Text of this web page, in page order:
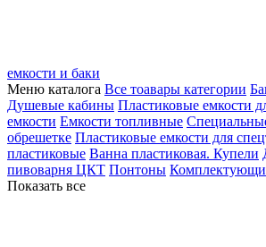
емкости и баки
Меню каталога Все тоавары категории
Душевые кабины Пластиковые емкости
емкости Емкости топливные
обрешетке Пластиковые емкости для
пластиковые Ванна пластиковая. Купели
пивоварня ЦКТ Понтоны
Показать все